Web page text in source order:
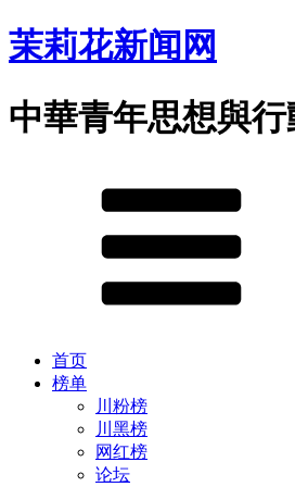
茉莉花新闻网
中華青年思想與
首页
榜单
川粉榜
川黑榜
网红榜
论坛